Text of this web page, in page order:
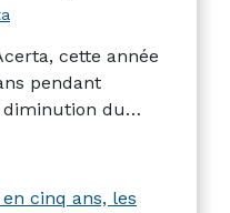
cette année
pendant
du
pour cette
cinq ans, les